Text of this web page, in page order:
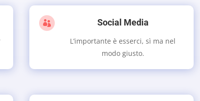
 Social Media
L’importante è esserci, sì ma nel
modo giusto.